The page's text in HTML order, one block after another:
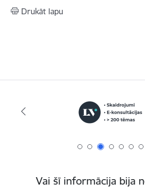
Drukāt lapu
Vai šī informācija bija